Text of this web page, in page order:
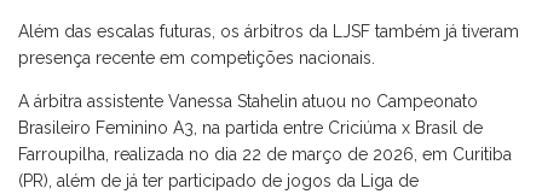
Além das escalas futuras, os árbitros da LJSF também já tiveram
presença recente em competições nacionais.
A árbitra assistente Vanessa Stahelin atuou no Campeonato
Brasileiro Feminino A3, na partida entre Criciúma x Brasil de
Farroupilha, realizada no dia 22 de março de 2026, em Curitiba
(PR), além de já ter participado de jogos da Liga de